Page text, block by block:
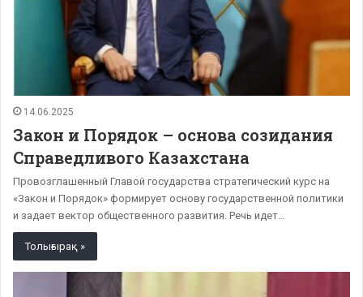
14.06.2025
Закон и Порядок – основа созидания
Справедливого Казахстана
Провозглашенный Главой государства стратегический курс на
«Закон и Порядок» формирует основу государственной политики
и задает вектор общественного развития. Речь идет…
Толығырақ »